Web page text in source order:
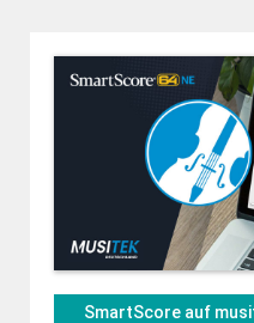
SmartScore auf